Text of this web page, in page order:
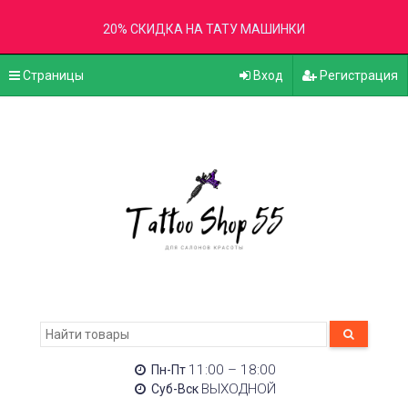
20% СКИДКА НА ТАТУ МАШИНКИ
Страницы Вход Регистрация
Пн-Пт 11:00 – 18:00
Суб-Вск ВЫХОДНОЙ